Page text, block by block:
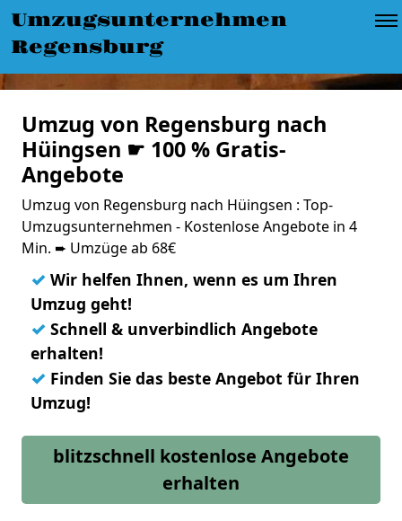
Umzugsunternehmen
Regensburg
Umzug von Regensburg nach
Hüingsen ☛ 100 % Gratis-
Angebote
Umzug von Regensburg nach Hüingsen : Top-
Umzugsunternehmen - Kostenlose Angebote in 4
Min. ➨ Umzüge ab 68€
✓ Wir helfen Ihnen, wenn es um Ihren
Umzug geht!
✓ Schnell & unverbindlich Angebote
erhalten!
✓ Finden Sie das beste Angebot für Ihren
Umzug!
blitzschnell kostenlose Angebote
erhalten